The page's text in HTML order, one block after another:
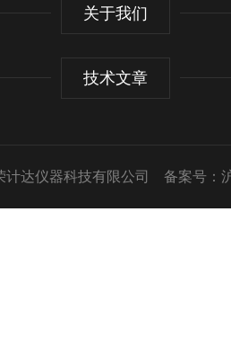
关于我们
技术文章
达仪器科技有限公司 备案号：